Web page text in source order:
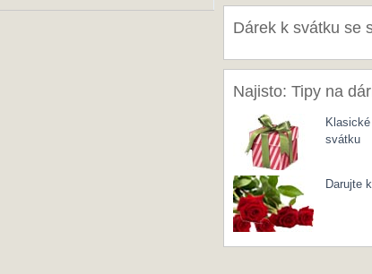
Dárek k svátku se
Najisto: Tipy na
svátku
Darujte